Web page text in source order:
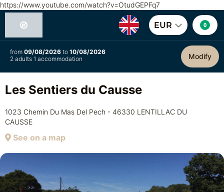
https://www.youtube.com/watch?v=OtudGEPFq7
EUR 0
from 09/08/2026 to 10/08/2026
2 adults 1 accommodation
Modify
Les Sentiers du Causse
1023 Chemin Du Mas Del Pech - 46330 LENTILLAC DU
CAUSSE
See on a map